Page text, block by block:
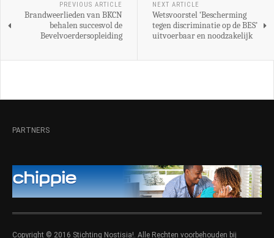
PREVIOUS ARTICLE
Brandweerlieden van BKCN
behalen succesvol de
Bevelvoerdersopleiding
NEXT ARTICLE
Wetsvoorstel ‘Bescherming
tegen discriminatie op de BES’
uitvoerbaar en noodzakelijk
PARTNERS
Copyright © 2016 Stichting Nostisia!. Alle Rechten voorbehouden bij